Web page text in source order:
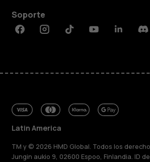
Soporte
FacebookInstagramTiktokYoutubeLinkedin
Latin America
TM y © 2026 HMD Global. Todos los
Jungin aukio 9, 02600 Espoo, Finlandia. ID